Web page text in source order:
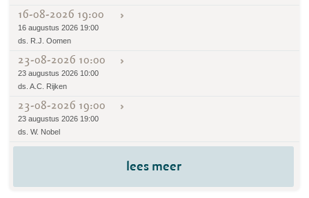
16-08-2026 19:00
16 augustus 2026 19:00
ds. R.J. Oomen
23-08-2026 10:00
23 augustus 2026 10:00
ds. A.C. Rijken
23-08-2026 19:00
23 augustus 2026 19:00
ds. W. Nobel
lees meer